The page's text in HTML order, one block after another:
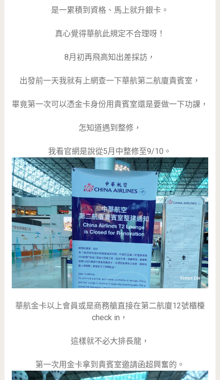
是一累積到資格、馬上就升銀卡。
真心覺得華航此規定不合理呀！
8月初再飛高知出差採訪，
出發前一天我就有上網查一下華航第二航廈貴賓室，
畢竟第一次可以憑金卡身份用貴賓室還是要做一下功課，
怎知道遇到整修，
我看官網是說從5月中整修至9/10。
華航金卡以上會員或是商務艙直接在第二航廈12號櫃檯
check in，
這樣就不必大排長龍，
第一次用金卡拿到貴賓室邀請函超興奮的。